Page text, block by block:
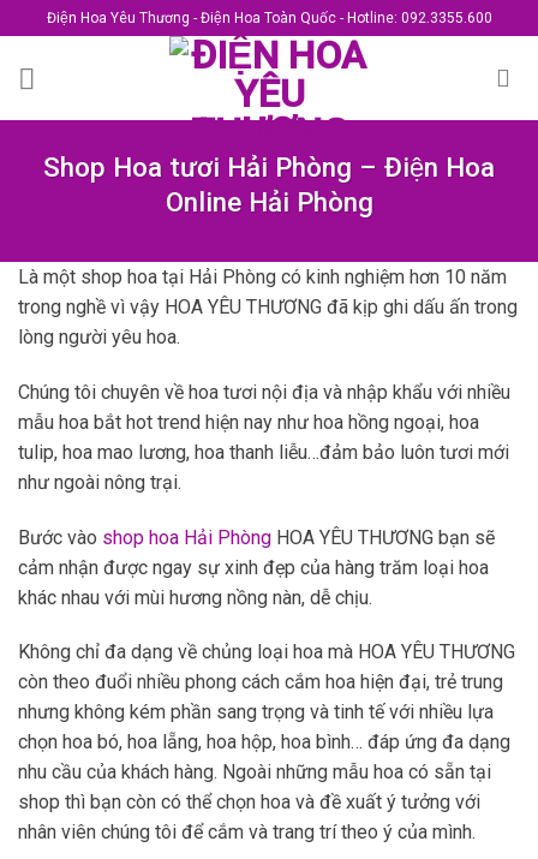
to
content
Điện Hoa Yêu Thương - Điện Hoa Toàn Quốc - Hotline: 092.3355.600
Shop Hoa tươi Hải Phòng – Điện Hoa
Online Hải Phòng
Là một shop hoa tại Hải Phòng có kinh nghiệm hơn 10 năm
trong nghề vì vậy HOA YÊU THƯƠNG đã kịp ghi dấu ấn trong
lòng người yêu hoa.
Chúng tôi chuyên về hoa tươi nội địa và nhập khẩu với nhiều
mẫu hoa bắt hot trend hiện nay như hoa hồng ngoại, hoa
tulip, hoa mao lương, hoa thanh liễu…đảm bảo luôn tươi mới
như ngoài nông trại.
Bước vào shop hoa Hải Phòng HOA YÊU THƯƠNG bạn sẽ
cảm nhận được ngay sự xinh đẹp của hàng trăm loại hoa
khác nhau với mùi hương nồng nàn, dễ chịu.
Không chỉ đa dạng về chủng loại hoa mà HOA YÊU THƯƠNG
còn theo đuổi nhiều phong cách cắm hoa hiện đại, trẻ trung
nhưng không kém phần sang trọng và tinh tế với nhiều lựa
chọn hoa bó, hoa lẵng, hoa hộp, hoa bình… đáp ứng đa dạng
nhu cầu của khách hàng. Ngoài những mẫu hoa có sẵn tại
shop thì bạn còn có thể chọn hoa và đề xuất ý tưởng với
nhân viên chúng tôi để cắm và trang trí theo ý của mình.